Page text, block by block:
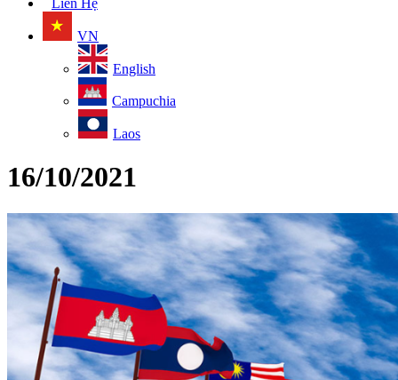
Liên Hệ
VN
English
Campuchia
Laos
16/10/2021